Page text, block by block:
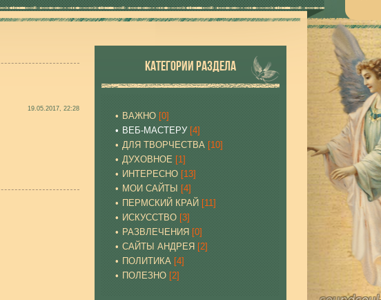
19.05.2017, 22:28
КАТЕГОРИИ РАЗДЕЛА
ВАЖНО [0]
ВЕБ-МАСТЕРУ [4]
ДЛЯ ТВОРЧЕСТВА [10]
ДУХОВНОЕ [1]
ИНТЕРЕСНО [13]
МОИ САЙТЫ
[4]
ПЕРМСКИЙ КРАЙ [11]
ИСКУССТВО [3]
РАЗВЛЕЧЕНИЯ [0]
САЙТЫ АНДРЕЯ [2]
ПОЛИТИКА [4]
ПОЛЕЗНО [2]